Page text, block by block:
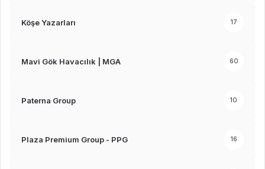
Köşe Yazarları 17
Mavi Gök Havacılık | MGA 60
Paterna Group 10
Plaza Premium Group - PPG 16